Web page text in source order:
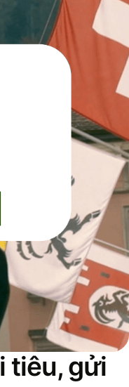
tiêu, gửi